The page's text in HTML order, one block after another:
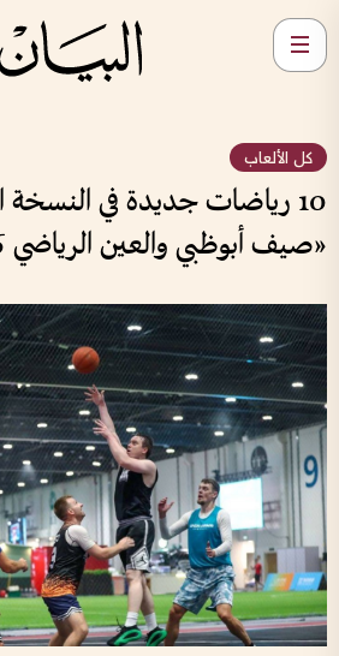
كل الألعاب
10 رياضات جديدة في
«صيف أبوظبي والعين الرياضي 2026»